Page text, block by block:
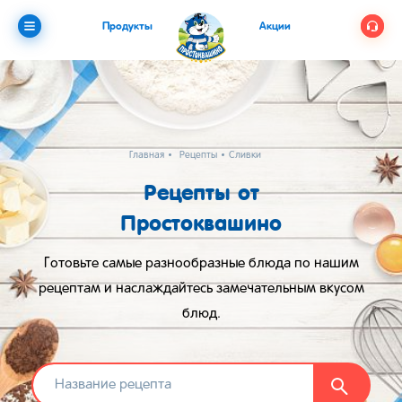
Продукты Акции
Главная Рецепты Сливки
Рецепты от
Простоквашино
Готовьте самые разнообразные блюда по нашим
рецептам и наслаждайтесь замечательным вкусом
блюд.
Найти